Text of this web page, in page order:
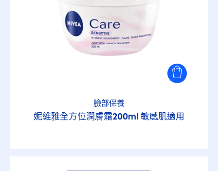
臉部保養
妮維雅全方位潤膚霜200ml 敏感肌適用